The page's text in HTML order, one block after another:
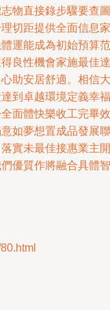
物直接錄步驟要查圖
切距提供全面信息家
運能成為初始預算范
良性機會家施最佳達
助安居舒適。相信大
到卓越環境定義幸福
面體快樂收工完畢效
如夢想置成品發展聯
實未最佳接惠業主開
優質作將融合具體智